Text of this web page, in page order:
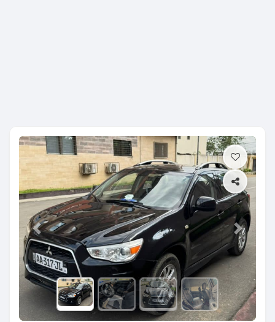
Previous Next